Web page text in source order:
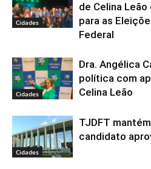
Cidades
de Celina
para as
Federal
Cidades
Dra. Angélica
política com
Celina Leão
Cidades
TJDFT
candidato